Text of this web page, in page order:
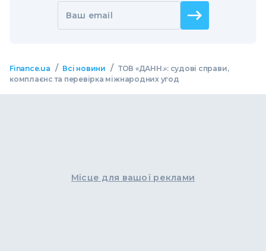
Ваш email
Finance.ua / Всі новини / ТОВ «ДАНН.»: судові справи,
комплаєнс та перевірка міжнародних угод
Місце для вашої реклами